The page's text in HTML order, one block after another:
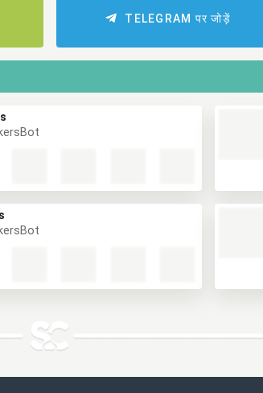
TELEGRAM पर जोड़ें